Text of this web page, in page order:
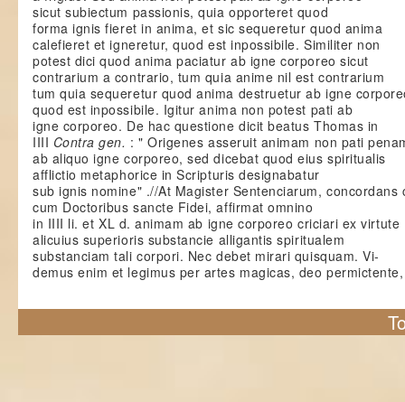
sicut subiectum passionis, quia opporteret quod
forma ignis fieret in anima, et sic sequeretur quod anima
calefieret et igneretur, quod est inpossibile. Similiter non
potest dici quod anima paciatur ab igne corporeo sicut
contrarium a contrario, tum quia anime nil est contrarium
tum quia sequeretur quod anima destruetur ab igne
quod est inpossibile. Igitur anima non potest pati ab
igne corporeo. De hac questione dicit beatus Thomas in
IIII Contra gen. : " Origenes asseruit animam non pati
ab aliquo igne corporeo, sed dicebat quod eius spiritualis
afflictio metaphorice in Scripturis designabatur
sub ignis nomine" .//At Magister Sentenciarum, concordans
cum Doctoribus sancte Fidei, affirmat omnino
in IIII li. et XL d. animam ab igne corporeo criciari ex virtute
alicuius superioris substancie alligantis spiritualem
substanciam tali corpori. Nec debet mirari quisquam. Vi-
demus enim et legimus per artes magicas, deo permictente,